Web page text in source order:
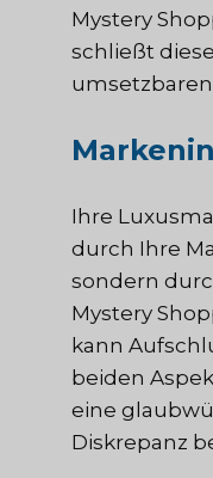
Mystery
schließt
Ihre
durch Ihre
sondern
Mystery
kann
beiden
eine
Diskrepanz